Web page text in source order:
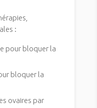
:
pour bloquer la
bloquer la
ovaires par